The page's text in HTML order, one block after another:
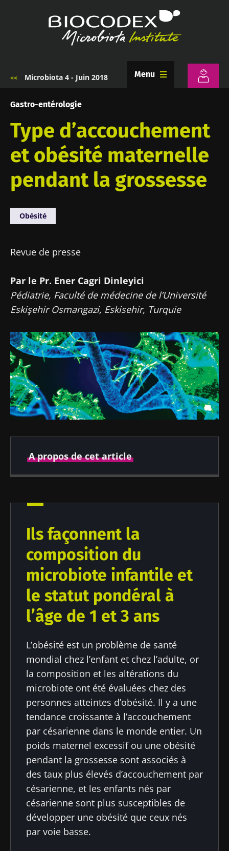
Microbiota 4 - Juin 2018 Menu
Gastro-entérologie
Type d’accouchement
et obésité maternelle
pendant la grossesse
Obésité
Revue de presse
Par le Pr. Ener Cagri Dinleyici
Pédiatrie, Faculté de médecine de l’Université
Eskişehir Osmangazi, Eskisehir, Turquie
A propos de cet article
Auteur
Prof. Ener Cagri Dinleyici
Publié le
26 août 2021
Mis à jour le
24 juillet 2024
Ils façonnent la
composition du
microbiote infantile et
le statut pondéral à
l’âge de 1 et 3 ans
L’obésité est un problème de santé
mondial chez l’enfant et chez l’adulte, or
la composition et les altérations du
microbiote ont été évaluées chez des
personnes atteintes d’obésité. Il y a une
tendance croissante à l’accouchement
par césarienne dans le monde entier. Un
poids maternel excessif ou une obésité
pendant la grossesse sont associés à
des taux plus élevés d’accouchement par
césarienne, et les enfants nés par
césarienne sont plus susceptibles de
développer une obésité que ceux nés
par voie basse.